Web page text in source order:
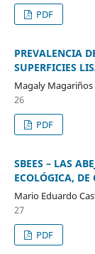
PDF
PREVALENCIA
SUPERFICIES
Magaly Magariños
26
PDF
SBEES – LAS
ECOLÓGICA,
Mario Eduardo
27
PDF